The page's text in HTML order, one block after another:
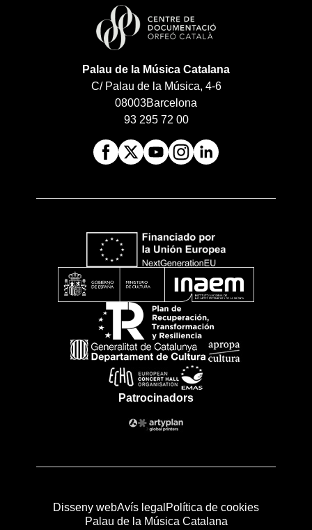
Palau de la Música Catalana
C/ Palau de la Música, 4-6
08003Barcelona
93 295 72 00
Patrocinadors
Disseny webAvís legal Política de cookies
Palau de la Música Catalana